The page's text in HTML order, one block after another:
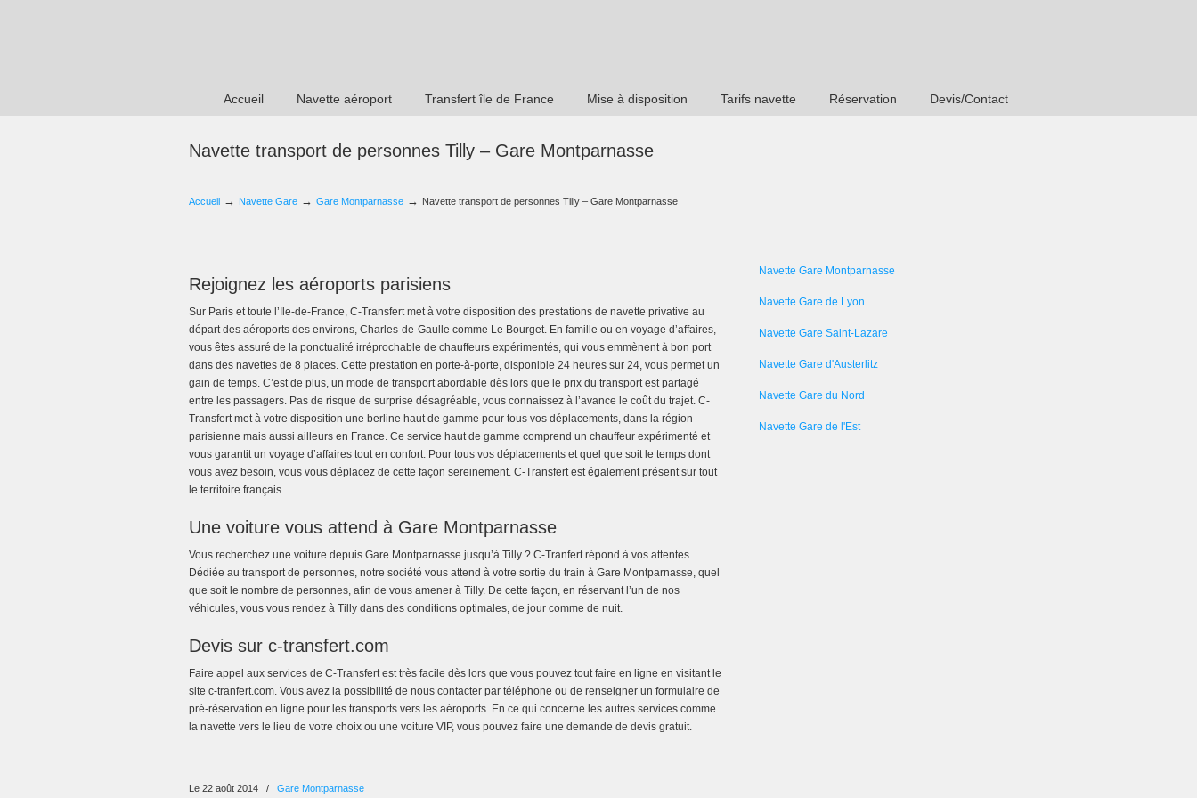
Accueil Navette aéroport Transfert île de France Mise à disposition Tarifs navette Réservation Devis/Contact
Navette transport de personnes Tilly – Gare Montparnasse
Accueil → Navette Gare → Gare Montparnasse → Navette transport de personnes Tilly – Gare Montparnasse
Rejoignez les aéroports parisiens
Sur Paris et toute l’Ile-de-France, C-Transfert met à votre disposition des prestations de navette privative au
départ des aéroports des environs, Charles-de-Gaulle comme Le Bourget. En famille ou en voyage d’affaires,
vous êtes assuré de la ponctualité irréprochable de chauffeurs expérimentés, qui vous emmènent à bon port
dans des navettes de 8 places. Cette prestation en porte-à-porte, disponible 24 heures sur 24, vous permet un
gain de temps. C’est de plus, un mode de transport abordable dès lors que le prix du transport est partagé
entre les passagers. Pas de risque de surprise désagréable, vous connaissez à l’avance le coût du trajet. C-
Transfert met à votre disposition une berline haut de gamme pour tous vos déplacements, dans la région
parisienne mais aussi ailleurs en France. Ce service haut de gamme comprend un chauffeur expérimenté et
vous garantit un voyage d’affaires tout en confort. Pour tous vos déplacements et quel que soit le temps dont
vous avez besoin, vous vous déplacez de cette façon sereinement. C-Transfert est également présent sur tout
le territoire français.
Une voiture vous attend à Gare Montparnasse
Vous recherchez une voiture depuis Gare Montparnasse jusqu’à Tilly ? C-Tranfert répond à vos attentes.
Dédiée au transport de personnes, notre société vous attend à votre sortie du train à Gare Montparnasse, quel
que soit le nombre de personnes, afin de vous amener à Tilly. De cette façon, en réservant l’un de nos
véhicules, vous vous rendez à Tilly dans des conditions optimales, de jour comme de nuit.
Devis sur c-transfert.com
Faire appel aux services de C-Transfert est très facile dès lors que vous pouvez tout faire en ligne en visitant le
site c-tranfert.com. Vous avez la possibilité de nous contacter par téléphone ou de renseigner un formulaire de
pré-réservation en ligne pour les transports vers les aéroports. En ce qui concerne les autres services comme
la navette vers le lieu de votre choix ou une voiture VIP, vous pouvez faire une demande de devis gratuit.
Le 22 août 2014 / Gare Montparnasse
Navette Gare Montparnasse
Navette Gare de Lyon
Navette Gare Saint-Lazare
Navette Gare d'Austerlitz
Navette Gare du Nord
Navette Gare de l'Est